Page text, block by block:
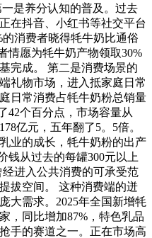
是养分认知的普及。过去
在抖音、小红书等社交平台
消费者晓得牦牛奶比通俗
情愿为牦牛奶产物领取30%
完成。 第二是消费场景的
礼物市场，进入抵家庭日常
日常消费占牦牛奶粉总销量
42个百分点，市场容量从
亿元，五年翻了5。5倍。
业的成长，牦牛奶粉的出产
钱从过去的每罐300元以上
进入公共消费的可承受范
拔空间。 这种消费端的迸
大需求。2025年全国新增牦
，同比增加87%，特色乳品
手的赛道之一。正在市场高